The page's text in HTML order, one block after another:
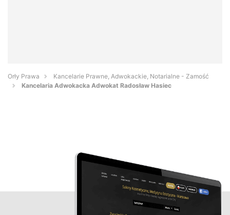
Orły Prawa
Kancelarie Prawne, Adwokackie, Notarialne - Zamość
Kancelaria Adwokacka Adwokat Radosław Hasiec